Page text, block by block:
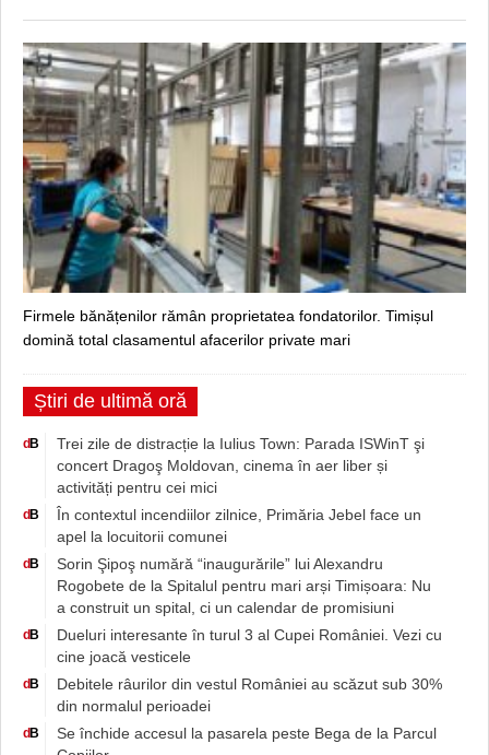
Firmele bănățenilor rămân proprietatea fondatorilor. Timișul
domină total clasamentul afacerilor private mari
Știri de ultimă oră
d B
Trei zile de distracție la Iulius Town: Parada ISWinT şi
concert Dragoş Moldovan, cinema în aer liber și
activități pentru cei mici
d B
În contextul incendiilor zilnice, Primăria Jebel face un
apel la locuitorii comunei
d B
Sorin Şipoş numără “inaugurările” lui Alexandru
Rogobete de la Spitalul pentru mari arși Timișoara: Nu
a construit un spital, ci un calendar de promisiuni
d B
Dueluri interesante în turul 3 al Cupei României. Vezi cu
cine joacă vesticele
d B
Debitele râurilor din vestul României au scăzut sub 30%
din normalul perioadei
d B
Se închide accesul la pasarela peste Bega de la Parcul